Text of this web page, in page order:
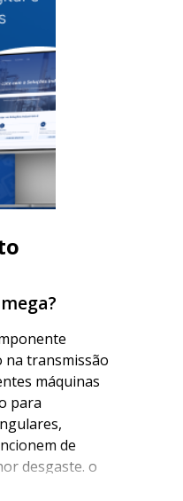
na transmissão
máquinas
para
de
desgaste. o
letra grega